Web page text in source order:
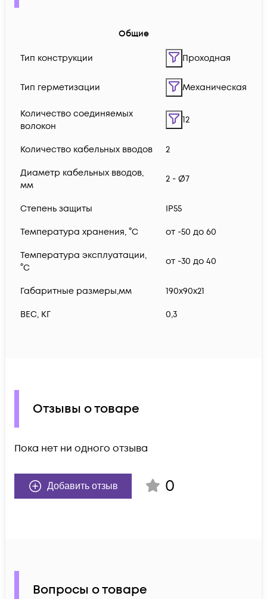
Общие
Тип конструкции Проходная
Тип герметизации Механическая
Количество соединяемых
волокон
12
Количество кабельных вводов 2
Диаметр кабельных вводов,
мм
2 - Ø7
Степень защиты IP55
Температура хранения, °C от -50 до 60
Температура эксплуатации,
°C
от -30 до 40
Габаритные размеры,мм 190x90x21
ВЕС, КГ 0,3
Отзывы о товаре
Пока нет ни одного отзыва
Добавить отзыв 0
Вопросы о товаре